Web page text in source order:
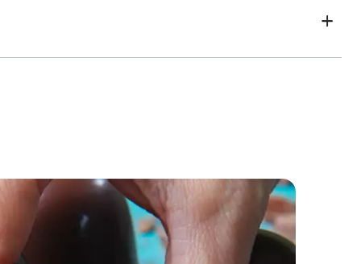
Bolo Cremoso de Chocolate e Café